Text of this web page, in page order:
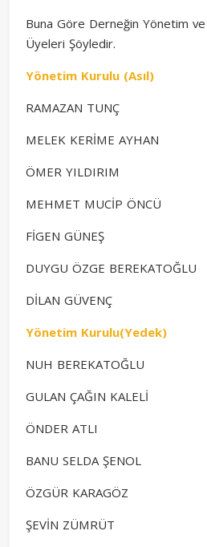
Buna Göre Derneğin Yönetim
Üyeleri Şöyledir.
Yönetim Kurulu (Asıl)
RAMAZAN TUNÇ
MELEK KERİME AYHAN
ÖMER YILDIRIM
MEHMET MUCİP ÖNCÜ
FİGEN GÜNEŞ
DUYGU ÖZGE BEREKATOĞLU
DİLAN GÜVENÇ
Yönetim Kurulu(Yedek)
NUH BEREKATOĞLU
GULAN ÇAĞIN KALELİ
ÖNDER ATLI
BANU SELDA ŞENOL
ÖZGÜR KARAGÖZ
ŞEVİN ZÜMRÜT